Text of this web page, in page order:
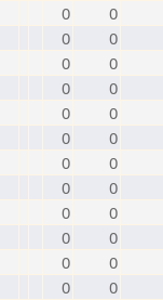
0
0
0
0
0
0
0
0
0
0
0
0
0
0
0
0
0
0
0
0
0
0
0
0